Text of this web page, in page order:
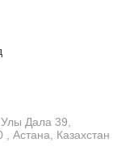
Улы Дала 39,
Астана, Казахстан